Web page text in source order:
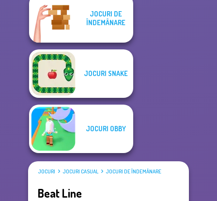
JOCURI DE
ÎNDEMÂNARE
JOCURI SNAKE
JOCURI OBBY
JOCURI JOCURI CASUAL JOCURI DE ÎNDEMÂNARE
Beat Line